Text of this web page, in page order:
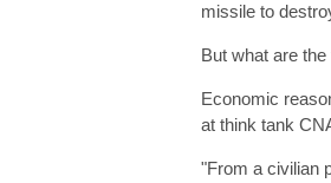
missile to
But what are
Economic
at think tank
"From a civilian